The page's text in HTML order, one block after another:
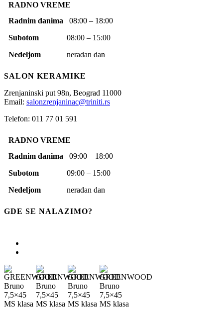
RADNO VREME
Radnim danima 08:00 – 18:00
Subotom 08:00 – 15:00
Nedeljom neradan dan
SALON KERAMIKE
Zrenjaninski put 98n, Beograd 11000
Email: salonzrenjaninac@triniti.rs
Telefon: 011 77 01 591
RADNO VREME
Radnim danima 09:00 – 18:00
Subotom 09:00 – 15:00
Nedeljom neradan dan
GDE SE NALAZIMO?